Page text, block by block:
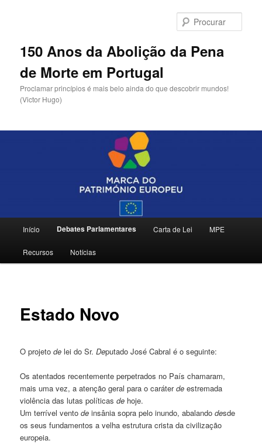
primário150 Anos da Abolição da Pena
de Morte em Portugal
Proclamar princípios é mais belo ainda do que descobrir mundos!
(Victor Hugo)
principal
Início Debates Parlamentares Carta de Lei MPE
Recursos Notícias
Estado Novo
O projetode lei do Sr.Deputado José Cabral é o seguinte:
Os atentados recentemente perpetrados no País chamaram,
mais uma vez, a atenção geral para o caráterde estremada
violência das lutas políticasde hoje.
Um terrível ventode insânia sopra pelo inundo, abalandodesde
os seus fundamentos a velha estrutura crista da civilização
europeia.